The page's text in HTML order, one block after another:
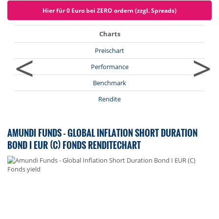
Hier für 0 Euro bei ZERO ordern (zzgl. Spreads)
<
Charts
Preischart
Performance
Benchmark
Rendite
>
AMUNDI FUNDS - GLOBAL INFLATION SHORT DURATION
BOND I EUR (C) FONDS RENDITECHART